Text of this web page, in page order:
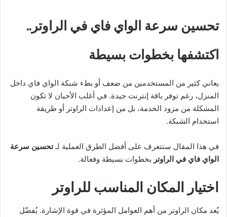
تحسين سرعة الواي فاي في الراوتر..
اكتشفها بخطوات بسيطة
يعاني كثير من المستخدمين من ضعف أو بطء شبكة الواي فاي داخل
المنزل، رغم توفر باقة إنترنت جيدة. في أغلب الأحيان لا تكون
المشكلة من مزود الخدمة، بل من إعدادات الراوتر أو طريقة
استخدام الشبكة.
في هذا المقال ستتعرف على أفضل الطرق العملية لـتحسين سرعة
الواي فاي في الراوتر بخطوات بسيطة وفعالة.
اختيار المكان المناسب للراوتر
يُعد مكان الراوتر من أهم العوامل المؤثرة في قوة الإشارة. يُفضّل